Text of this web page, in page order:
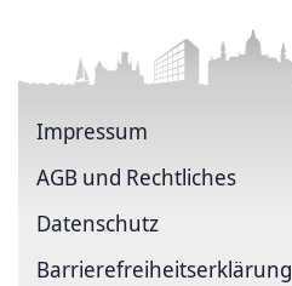
Impressum
AGB und Rechtliches
Datenschutz
Barriere­freiheits­erklärung